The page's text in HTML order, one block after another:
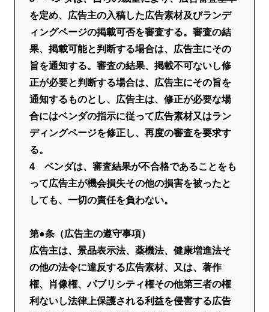
を定め、広告主の入稿した広告素材及びランデ
ィングページの掲載可否を審査する。審査の結
果、掲載可能と判断する場合は、広告主にその
旨を通知する。審査の結果、掲載不可ないし修
正が必要と判断する場合は、広告主にその旨を
通知するものとし、広告主は、修正が必要な場
合にはベンダの指示に従って広告素材又はラン
ディングページを修正し、再度の審査を要求す
る。
4 ベンダは、審査結果が不合格であることをも
って広告主が機会損失その他の損害を被ったと
しても、一切の責任を負わない。
第●条（広告主の遵守事項）
広告主は、景品表示法、薬機法、健康増進法そ
の他の法令に違反する広告素材、又は、著作
権、肖像権、パブリシティ権その他第三者の権
利ないし法律上保護される利益を侵害する広告